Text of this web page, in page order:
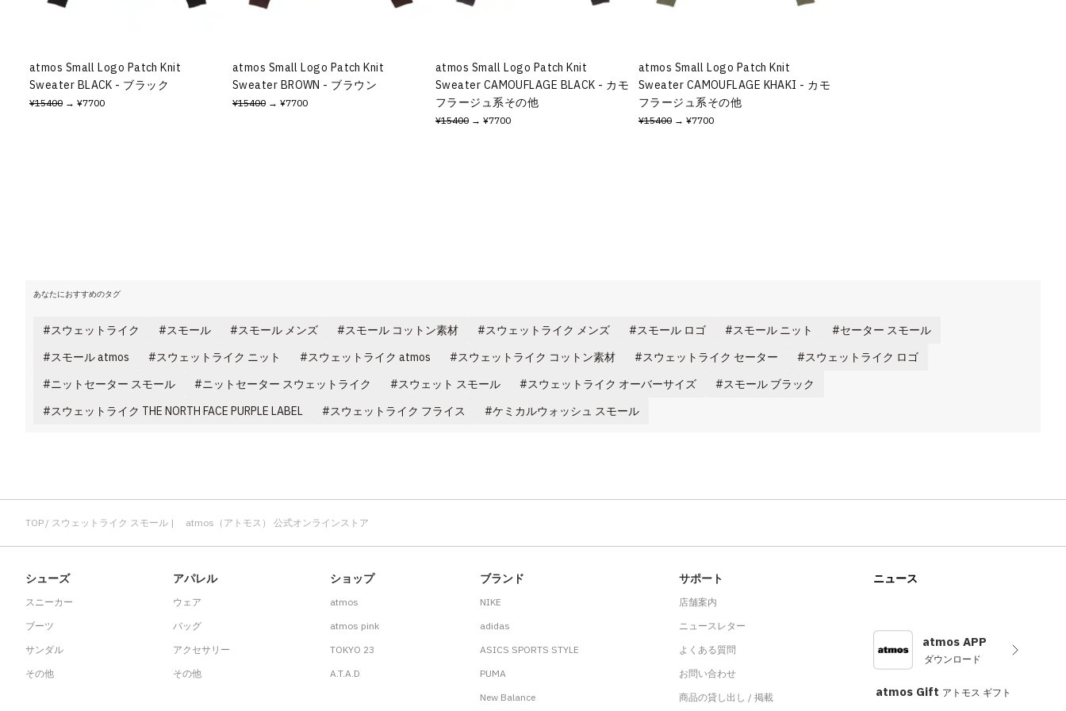
atmos Small Logo Patch Knit
Sweater BLACK - ブラック
¥15400 → ¥7700
atmos Small Logo Patch Knit
Sweater BROWN - ブラウン
¥15400 → ¥7700
atmos Small Logo Patch Knit
Sweater CAMOUFLAGE BLACK - カモ
フラージュ系その他
¥15400 → ¥7700
atmos Small Logo Patch Knit
Sweater CAMOUFLAGE KHAKI - カモ
フラージュ系その他
¥15400 → ¥7700
あなたにおすすめのタグ
スウェットライク スモール スモール メンズ スモール コットン素材 スウェットライク メンズ スモール ロゴ スモール ニット
セーター スモール
スモール atmos
スウェットライク ニット スウェットライク atmos スウェットライク コットン素材 スウェットライク セーター
スウェットライク ロゴ
ニットセーター スモール
ニットセーター スウェットライク スウェット スモール スウェットライク オーバーサイズ
スモール ブラック
スウェットライク THE NORTH FACE PURPLE LABEL
スウェットライク フライス ケミカルウォッシュ スモール
TOP スウェットライク スモール | atmos（アトモス） 公式オンラインストア
シューズ
スニーカー
ブーツ
サンダル
その他
アパレル
ウェア
バッグ
アクセサリー
その他
ショップ
atmos
atmos pink
TOKYO 23
A.T.A.D
ブランド
NIKE
adidas
ASICS SPORTS STYLE
PUMA
New Balance
サポート
店舗案内
ニュースレター
よくある質問
お問い合わせ
商品の貸し出し / 掲載
ニュース
atmos APP
ダウンロード
atmos Gift アトモス ギフト